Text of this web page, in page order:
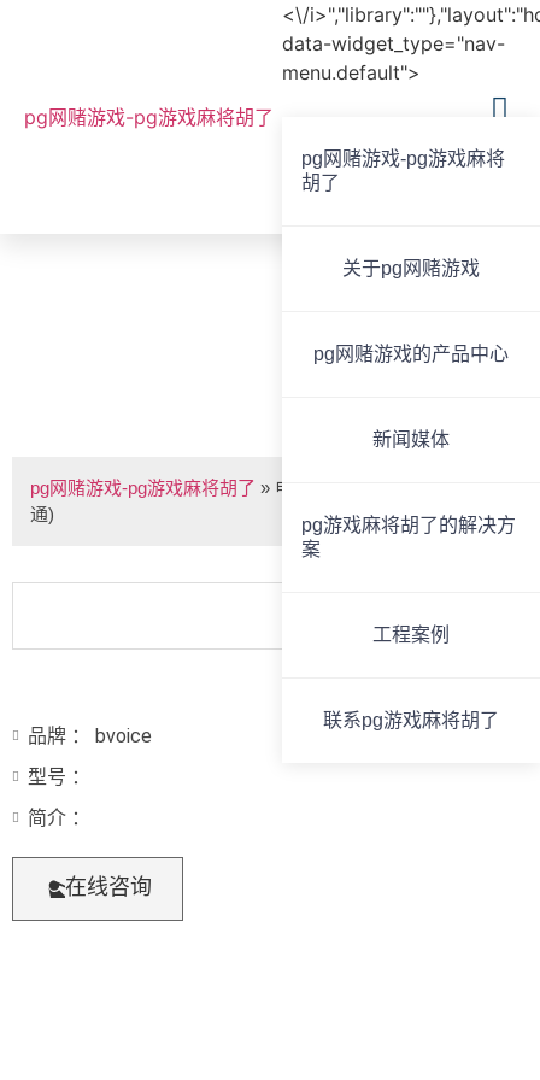
pg网赌游戏-pg游戏麻将胡了
<\/
data-widget_type="nav-
menu.default">
pg网赌游戏-pg游戏麻将
胡了
关于pg网赌游戏
pg网赌游戏的产品中心
新闻媒体
pg游戏麻将胡了的解决方
案
工程案例
联系pg游戏麻将胡了
电源管理器(前面板带2路直通) -pg网赌游戏
pg网赌游戏-pg游戏麻将胡了 » 电源管理器(前面板带2路直
通)
品牌 ： bvoice
型号 ：
简介 ：
在线咨询